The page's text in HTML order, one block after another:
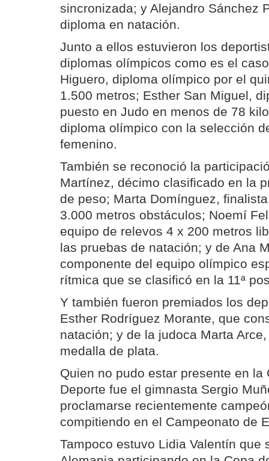
sincronizada; y Alejandro Sánchez
diploma en natación.
Junto a ellos estuvieron los
diplomas olímpicos como es el
Higuero, diploma olímpico por el
1.500 metros; Esther San Miguel,
puesto en Judo en menos de 78
diploma olímpico con la selección
femenino.
También se reconoció la
Martínez, décimo clasificado en la
de peso; Marta Domínguez,
3.000 metros obstáculos; Noemí
equipo de relevos 4 x 200 metros
las pruebas de natación; y de Ana
componente del equipo olímpico
rítmica que se clasificó en la 11ª
Y también fueron premiados los
Esther Rodríguez Morante, que
natación; y de la judoca Marta
medalla de plata.
Quien no pudo estar presente en la
Deporte fue el gimnasta Sergio
proclamarse recientemente
compitiendo en el Campeonato de
Tampoco estuvo Lidia Valentín que